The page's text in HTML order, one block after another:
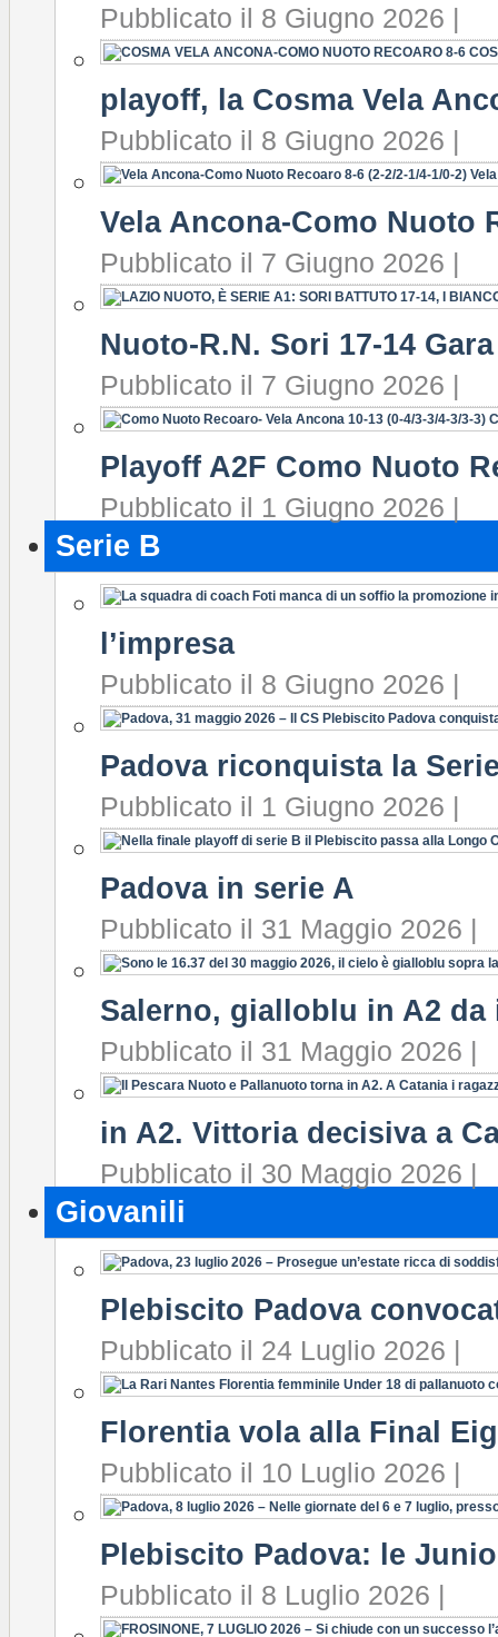
Pubblicato il 8 Giugno 2026 |
playoff, la Cosma Vela
Pubblicato il 8 Giugno 2026 |
Vela Ancona-Como Nuoto
Pubblicato il 7 Giugno 2026 |
Nuoto-R.N. Sori 17-14
Pubblicato il 7 Giugno 2026 |
Playoff A2F Como Nuoto
Pubblicato il 1 Giugno 2026 |
Serie B
l’impresa
Pubblicato il 8 Giugno 2026 |
Padova riconquista la
Pubblicato il 1 Giugno 2026 |
Padova in serie A
Pubblicato il 31 Maggio 2026 |
Salerno, gialloblu in A2 da
Pubblicato il 31 Maggio 2026 |
in A2. Vittoria decisiva a
Pubblicato il 30 Maggio 2026 |
Giovanili
Plebiscito Padova
Pubblicato il 24 Luglio 2026 |
Florentia vola alla Final
Pubblicato il 10 Luglio 2026 |
Plebiscito Padova: le
Pubblicato il 8 Luglio 2026 |